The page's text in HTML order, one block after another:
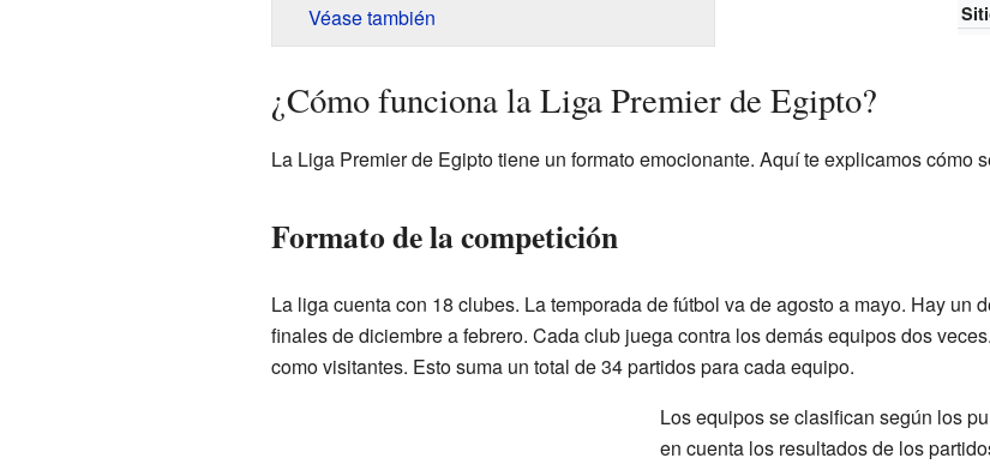
Véase también
¿Cómo funciona la Liga Premier de Egipto?
La Liga Premier de Egipto tiene un formato emocionante. Aquí te explicamos cómo
Formato de la competición
La liga cuenta con 18 clubes. La temporada de fútbol va de agosto a mayo. Hay un
finales de diciembre a febrero. Cada club juega contra los demás equipos dos
como visitantes. Esto suma un total de 34 partidos para cada equipo.
Los equipos se clasifican según los
en cuenta los resultados de los